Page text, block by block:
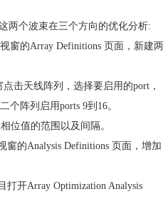
两个波束在三个方向的优化分析:
视窗的Array Definitions 页面，新建两
点击天线阵列，选择要启用的port ，
个阵列启用ports 9到 16。
位值的范围以及间隔。
窗的Analysis Definitions 页面，增加
打开Array Optimization Analysis